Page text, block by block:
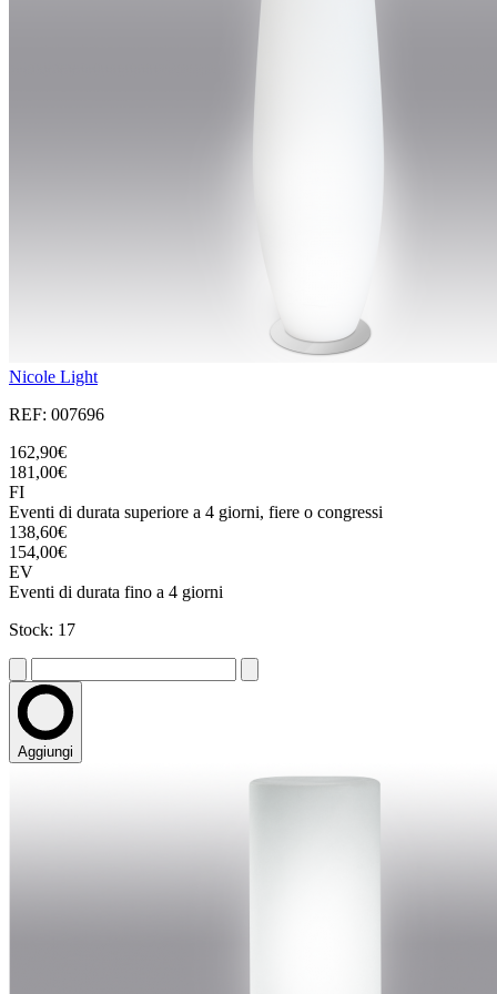
Nicole Light
REF: 007696
162,90€
181,00€
FI
Eventi di durata superiore a 4 giorni, fiere o congressi
138,60€
154,00€
EV
Eventi di durata fino a 4 giorni
Stock: 17
Aggiungi